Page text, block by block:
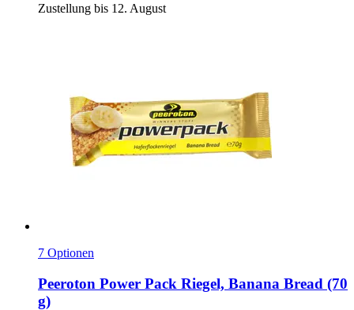
Zustellung bis 12. August
7 Optionen
Peeroton Power Pack Riegel, Banana Bread (70
g)